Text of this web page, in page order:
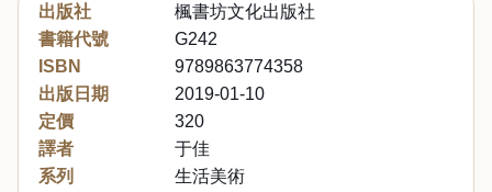
出版社
楓書坊文化出版社
書籍代號
G242
ISBN
9789863774358
出版日期
2019-01-10
定價
320
譯者
于佳
系列
生活美術